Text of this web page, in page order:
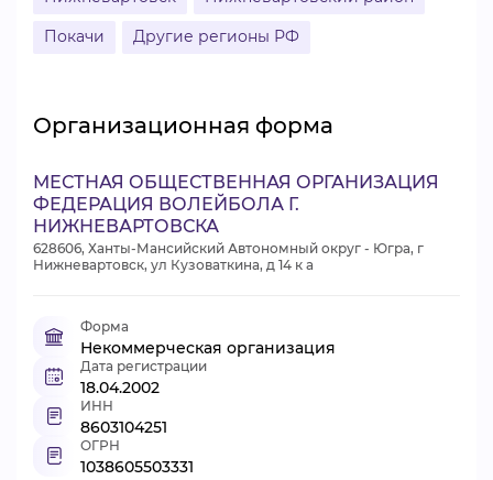
Покачи
Другие регионы РФ
Организационная форма
МЕСТНАЯ ОБЩЕСТВЕННАЯ ОРГАНИЗАЦИЯ
ФЕДЕРАЦИЯ ВОЛЕЙБОЛА Г.
НИЖНЕВАРТОВСКА
628606, Ханты-Мансийский Автономный округ - Югра, г
Нижневартовск, ул Кузоваткина, д 14 к а
Форма
Некоммерческая организация
Дата регистрации
18.04.2002
ИНН
8603104251
ОГРН
1038605503331